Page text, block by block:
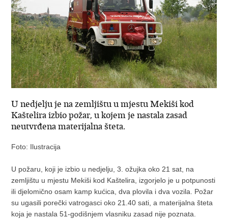
U nedjelju je na zemljištu u mjestu Mekiši kod
Kaštelira izbio požar, u kojem je nastala zasad
neutvrđena materijalna šteta.
Foto: Ilustracija
U požaru, koji je izbio u nedjelju, 3. ožujka oko 21 sat, na
zemljištu u mjestu Mekiši kod Kaštelira, izgorjelo je u potpunosti
ili djelomično osam kamp kućica, dva plovila i dva vozila. Požar
su ugasili porečki vatrogasci oko 21.40 sati, a materijalna šteta
koja je nastala 51-godišnjem vlasniku zasad nije poznata.